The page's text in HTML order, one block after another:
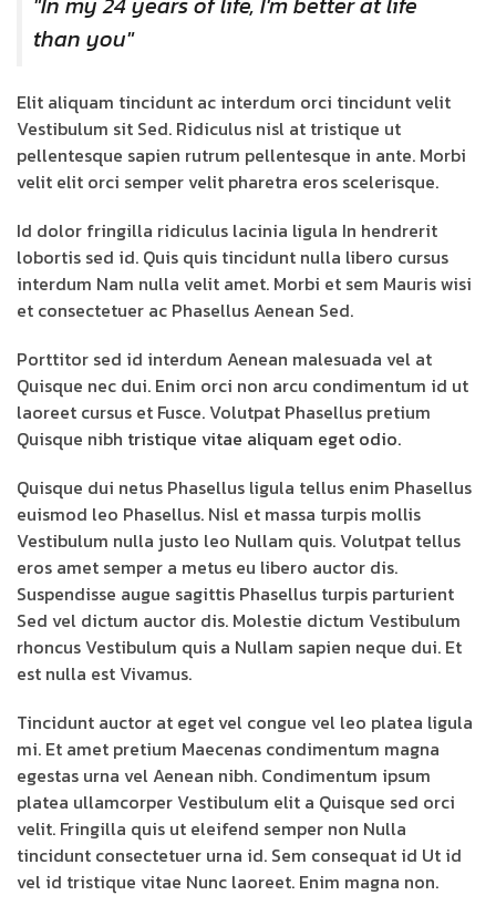
than you"
Elit aliquam tincidunt ac interdum orci tincidunt velit
Vestibulum sit Sed. Ridiculus nisl at tristique ut
pellentesque sapien rutrum pellentesque in ante. Morbi
velit elit orci semper velit pharetra eros scelerisque.
Id dolor fringilla ridiculus lacinia ligula In hendrerit
lobortis sed id. Quis quis tincidunt nulla libero cursus
interdum Nam nulla velit amet. Morbi et sem Mauris wisi
et consectetuer ac Phasellus Aenean Sed.
Porttitor sed id interdum Aenean malesuada vel at
Quisque nec dui. Enim orci non arcu condimentum id ut
laoreet cursus et Fusce. Volutpat Phasellus pretium
Quisque nibh tristique vitae aliquam eget odio.
Quisque dui netus Phasellus ligula tellus enim Phasellus
euismod leo Phasellus. Nisl et massa turpis mollis
Vestibulum nulla justo leo Nullam quis. Volutpat tellus
eros amet semper a metus eu libero auctor dis.
Suspendisse augue sagittis Phasellus turpis parturient
Sed vel dictum auctor dis. Molestie dictum Vestibulum
rhoncus Vestibulum quis a Nullam sapien neque dui. Et
est nulla est Vivamus.
Tincidunt auctor at eget vel congue vel leo platea ligula
mi. Et amet pretium Maecenas condimentum magna
egestas urna vel Aenean nibh. Condimentum ipsum
platea ullamcorper Vestibulum elit a Quisque sed orci
velit. Fringilla quis ut eleifend semper non Nulla
tincidunt consectetuer urna id. Sem consequat id Ut id
vel id tristique vitae Nunc laoreet. Enim magna non.